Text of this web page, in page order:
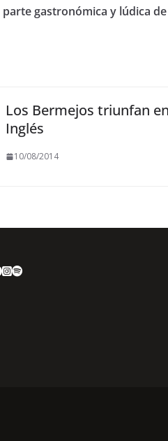
gastronómica y lúdica de
Los Bermejos triunfan
Inglés
10/08/2014